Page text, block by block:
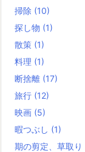
掃除 (10)
探し物 (1)
散策 (1)
料理 (1)
断捨離 (17)
旅行 (12)
映画 (5)
暇つぶし (1)
期の剪定、草取り